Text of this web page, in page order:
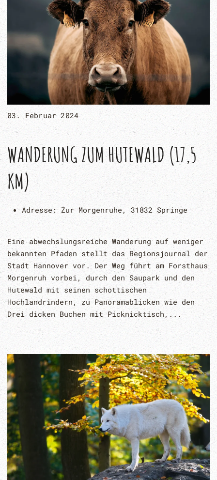
03. Februar 2024
WANDERUNG ZUM HUTEWALD (17,5
KM)
Adresse: Zur Morgenruhe, 31832 Springe
Eine abwechslungsreiche Wanderung auf weniger
bekannten Pfaden stellt das Regionsjournal der
Stadt Hannover vor. Der Weg führt am Forsthaus
Morgenruh vorbei, durch den Saupark und den
Hutewald mit seinen schottischen
Hochlandrindern, zu Panoramablicken wie den
Drei dicken Buchen mit Picknicktisch,...